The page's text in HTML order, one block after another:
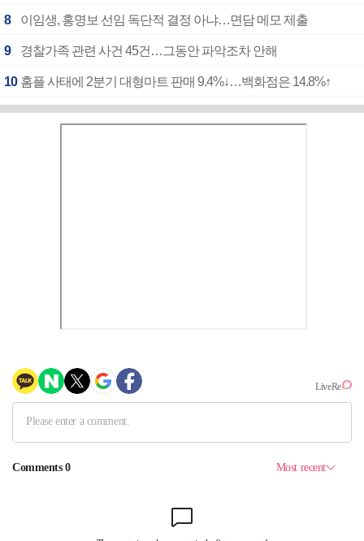
8 이임생, 홍명보 선임 독단적 결정 아냐…면담 메모 제출
9 경찰가족 관련 사건 45건…그동안 파악조차 안해
10 홈플 사태에 2분기 대형마트 판매 9.4%↓…백화점은 14.8%↑